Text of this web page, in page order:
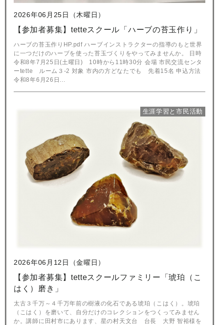
2026年06月25日（木曜日）
【参加者募集】tetteスクール「ハーブの苔玉作り」
ハーブの苔玉作りHP.pdf ハーブインストラクターの指導のもと世界
に一つだけのハーブを使った苔玉づくりをやってみませんか。 日時
令和8年7月25日(土曜日) 10時から11時30分 会場 市民交流センタ
ーtette ルーム３-2 対象 市内の方どなたでも 先着15名 申込方法
令和8年6月26日...
2026年06月12日（金曜日）
生涯学習と市民活動
【参加者募集】tetteスクールファミリー「琥珀（こ
はく）磨き」
太古３千万～４千万年前の樹液の化石である琥珀（こはく）。琥珀
（こはく）を磨いて、自分だけのコレクションをつくってみません
か。講師に田村市にあります、星の村天文台 台長 大野 智裕様を